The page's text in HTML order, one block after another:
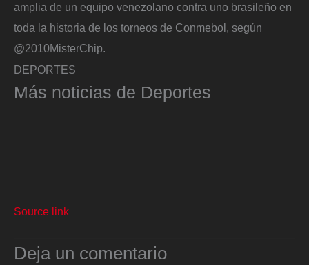
amplia de un equipo venezolano contra uno brasileño en
toda la historia de los torneos de Conmebol, según
@2010MisterChip.
DEPORTES
Más noticias de Deportes
Source link
Deja un comentario